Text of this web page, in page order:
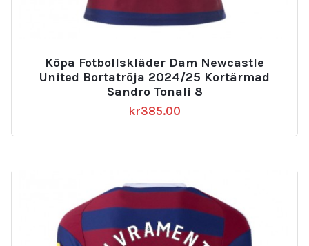
Köpa Fotbollskläder Dam Newcastle
United Bortatröja 2024/25 Kortärmad
Sandro Tonali 8
kr385.00